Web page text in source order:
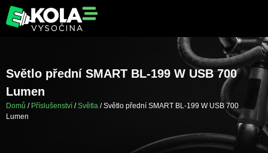
Světlo přední SMART BL-199 W USB 700
Lumen
Domů / Příslušenství /Světla / Světlo přední SMART BL-199 W USB 700
Lumen